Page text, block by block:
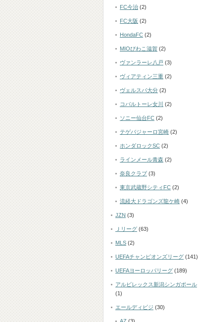
FC今治 (2)
FC大阪 (2)
HondaFC (2)
MIOびわこ滋賀 (2)
ヴァンラーレ八戸 (3)
ヴィアティン三重 (2)
ヴェルスパ大分 (2)
コバルトーレ女川 (2)
ソニー仙台FC (2)
テゲバジャーロ宮崎 (2)
ホンダロックSC (2)
ラインメール青森 (2)
奈良クラブ (3)
東京武蔵野シティFC (2)
流経大ドラゴンズ龍ケ崎 (4)
JZN (3)
Ｊリーグ (63)
MLS (2)
UEFAチャンピオンズリーグ (141)
UEFAヨーロッパリーグ (189)
アルビレックス新潟シンガポール
(1)
エールディビジ (30)